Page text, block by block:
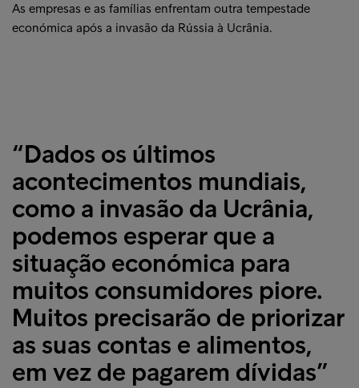
As empresas e as famílias enfrentam outra tempestade
económica após a invasão da Rússia à Ucrânia.
“Dados os últimos
acontecimentos mundiais,
como a invasão da Ucrânia,
podemos esperar que a
situação económica para
muitos consumidores piore.
Muitos precisarão de priorizar
as suas contas e alimentos,
em vez de pagarem dívidas”